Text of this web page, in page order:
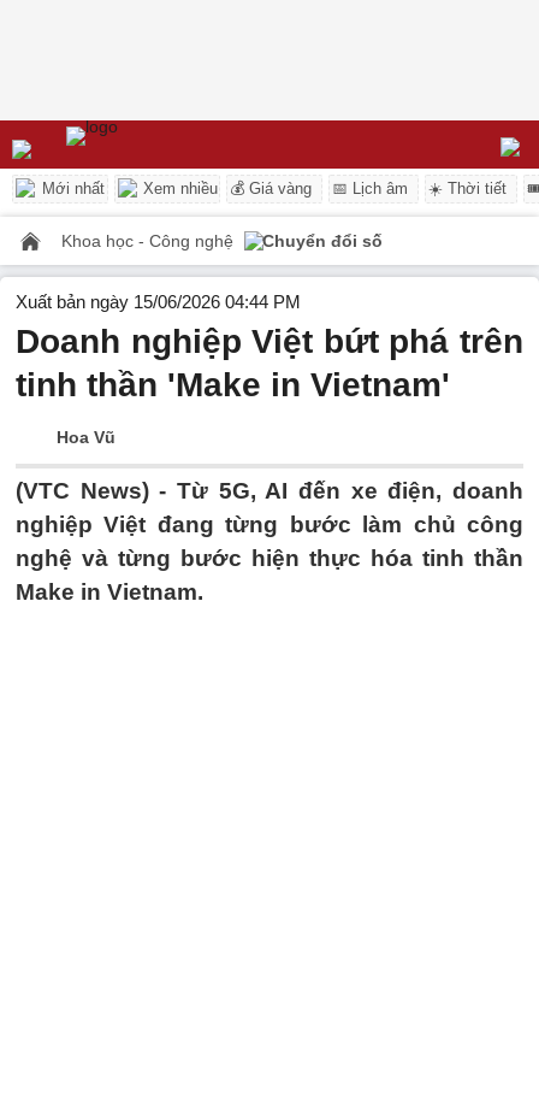
Mới nhất Xem nhiều 💰 Giá vàng 📅 Lịch âm ☀️ Thời tiết
Khoa học - Công nghệ Chuyển đổi số
Xuất bản ngày 15/06/2026 04:44 PM
Doanh nghiệp Việt bứt phá trên
tinh thần 'Make in Vietnam'
Hoa Vũ
(VTC News) - Từ 5G, AI đến xe điện, doanh
nghiệp Việt đang từng bước làm chủ công
nghệ và từng bước hiện thực hóa tinh thần
Make in Vietnam.